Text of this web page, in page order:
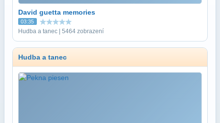
David guetta memories
03:35
Hudba a tanec | 5464 zobrazení
Hudba a tanec